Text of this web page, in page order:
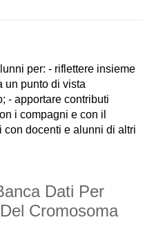
per: - riflettere insieme
un punto di vista
- apportare contributi
i compagni e con il
docenti e alunni di altri
Dati Per
Cromosoma